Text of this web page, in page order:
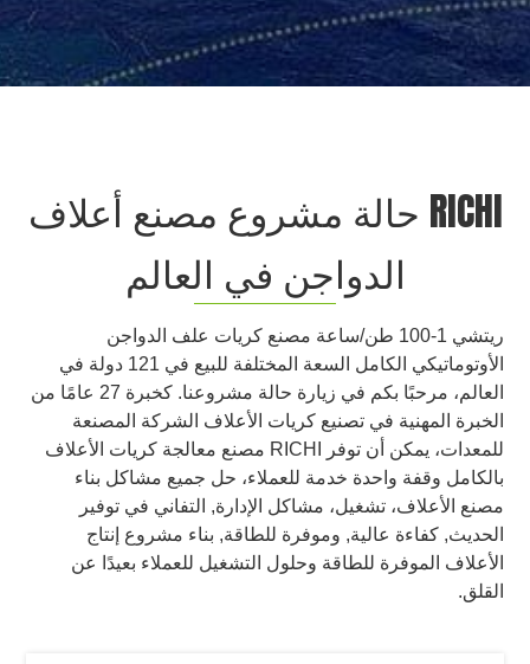
RICHI حالة مشروع مصنع أعلاف
الدواجن في العالم
ريتشي 1-100 طن/ساعة مصنع كريات علف الدواجن
الأوتوماتيكي الكامل السعة المختلفة للبيع في 121 دولة في
العالم، مرحبًا بكم في زيارة حالة مشروعنا. كخبرة 27 عامًا من
الخبرة المهنية في تصنيع كريات الأعلاف الشركة المصنعة
للمعدات، يمكن أن توفر RICHI مصنع معالجة كريات الأعلاف
بالكامل وقفة واحدة خدمة للعملاء، حل جميع مشاكل بناء
مصنع الأعلاف، تشغيل، مشاكل الإدارة, التفاني في توفير
الحديث, كفاءة عالية, وموفرة للطاقة, بناء مشروع إنتاج
الأعلاف الموفرة للطاقة وحلول التشغيل للعملاء بعيدًا عن
القلق.